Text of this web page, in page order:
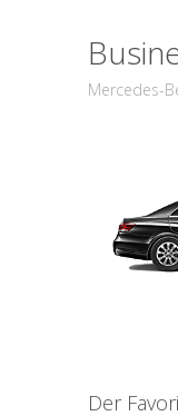
Mercedes-
Der